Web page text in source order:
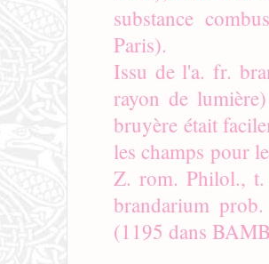
substance
Paris).
Issu de l'a. fr.
rayon de
bruyère était
les champs pour
Z. rom. Philol.,
brandarium
(1195 dans